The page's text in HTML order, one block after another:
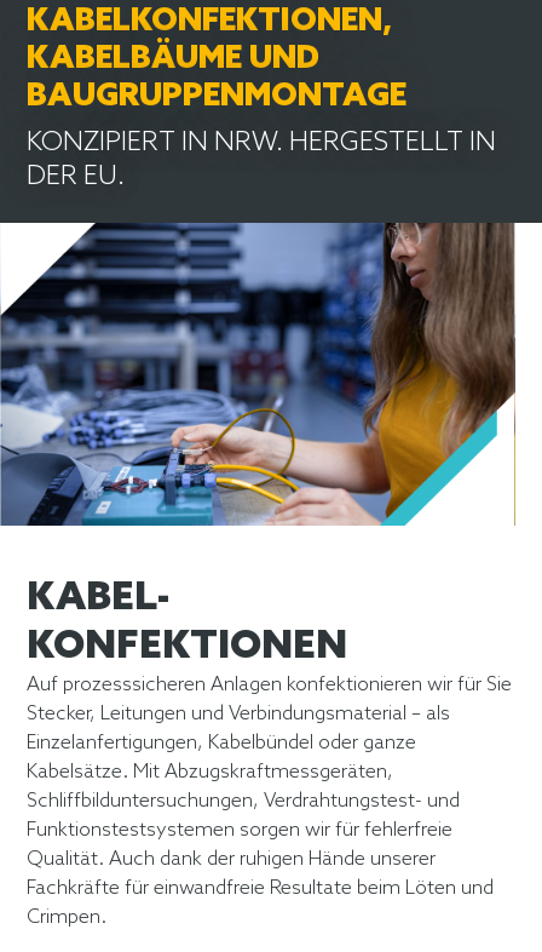
KABELKONFEKTIONEN,
KABELBÄUME UND
BAUGRUPPENMONTAGE
KONZIPIERT IN NRW. HERGESTELLT IN
DER EU.
KABEL-
KONFEKTIONEN
Auf prozesssicheren Anlagen konfektionieren wir für Sie
Stecker, Leitungen und Verbindungsmaterial – als
Einzelanfertigungen, Kabelbündel oder ganze
Kabelsätze. Mit Abzugskraftmessgeräten,
Schliffbilduntersuchungen, Verdrahtungstest- und
Funktionstestsystemen sorgen wir für fehlerfreie
Qualität. Auch dank der ruhigen Hände unserer
Fachkräfte für einwandfreie Resultate beim Löten und
Crimpen.